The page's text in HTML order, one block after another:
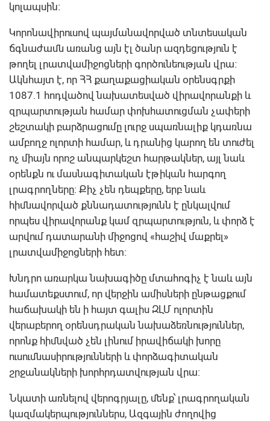
կոլապսին։
Կորոնավիրուսով պայմանավորված տնտեսական
ճգնաժամն առանց այն էլ ծանր ազդեցություն է
թողել լրատվամիջոցների գործունեության վրա։
Ակնհայտ է, որ ՀՀ քաղաքացիական օրենսգրքի
1087.1 հոդվածով նախատեսված վիրավորանքի և
զրպարտության համար փոխհատուցման չափերի
շեշտակի բարձրացումը լուրջ սպառնալիք կդառնա
ամբողջ ոլորտի համար, և դրանից կարող են տուժել
ոչ միայն որոշ անպարկեշտ հարթակներ, այլ նաև
օրենքն ու մասնագիտական էթիկան հարգող
լրագրողները։ Քիչ չեն դեպքերը, երբ նաև
հիմնավորված քննադատությունն է ընկալվում
որպես վիրավորանք կամ զրպարտություն, և փորձ է
արվում դատարանի միջոցով «հաշիվ մաքրել»
լրատվամիջոցների հետ։
Խնդրո առարկա նախագիծը մտահոգիչ է նաև այն
համատեքստում, որ վերջին ամիսների ընթացքում
հաճախակի են ի հայտ գալիս ԶԼՄ ոլորտին
վերաբերող օրենսդրական նախաձեռնություններ,
որոնք հիմնված չեն լինում իրավիճակի խորը
ուսումնասիրությունների և փորձագիտական
շրջանակների խորհրդատվության վրա:
Նկատի առնելով վերոգրյալը, մենք՝ լրագրողական
կազմակերպություններս, Ազգային ժողովից